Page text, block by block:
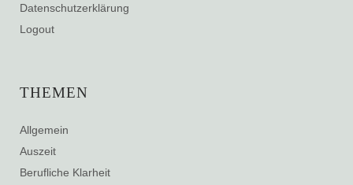
Datenschutzerklärung
Logout
THEMEN
Allgemein
Auszeit
Berufliche Klarheit